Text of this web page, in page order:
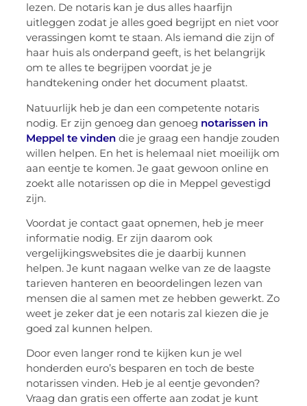
lezen. De notaris kan je dus alles haarfijn
uitleggen zodat je alles goed begrijpt en niet voor
verassingen komt te staan. Als iemand die zijn of
haar huis als onderpand geeft, is het belangrijk
om te alles te begrijpen voordat je je
handtekening onder het document plaatst.
Natuurlijk heb je dan een competente notaris
nodig. Er zijn genoeg dan genoeg notarissen in
Meppel te vinden die je graag een handje zouden
willen helpen. En het is helemaal niet moeilijk om
aan eentje te komen. Je gaat gewoon online en
zoekt alle notarissen op die in Meppel gevestigd
zijn.
Voordat je contact gaat opnemen, heb je meer
informatie nodig. Er zijn daarom ook
vergelijkingswebsites die je daarbij kunnen
helpen. Je kunt nagaan welke van ze de laagste
tarieven hanteren en beoordelingen lezen van
mensen die al samen met ze hebben gewerkt. Zo
weet je zeker dat je een notaris zal kiezen die je
goed zal kunnen helpen.
Door even langer rond te kijken kun je wel
honderden euro’s besparen en toch de beste
notarissen vinden. Heb je al eentje gevonden?
Vraag dan gratis een offerte aan zodat je kunt